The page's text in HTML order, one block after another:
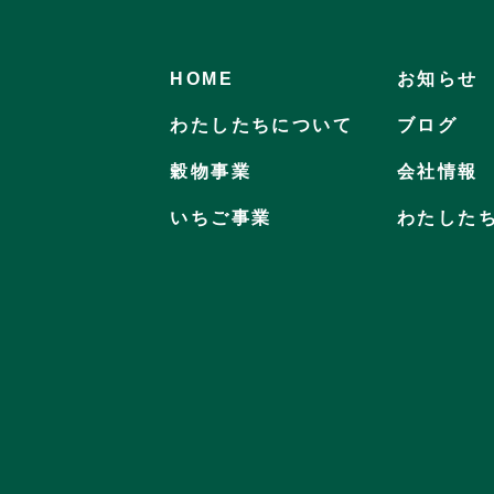
HOME
わたしたちについて
穀物事業
いちご事業
お知らせ
ブログ
会社情報
わたした